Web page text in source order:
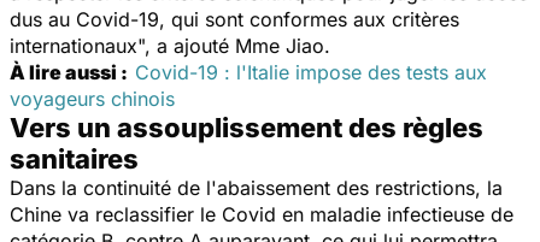
dus au Covid-19, qui sont conformes aux critères
internationaux", a ajouté Mme Jiao.
À lire aussi : Covid-19 : l'Italie impose des tests aux
voyageurs chinois
Vers un assouplissement des règles
sanitaires
Dans la continuité de l'abaissement des restrictions, la
Chine va reclassifier le Covid en maladie infectieuse de